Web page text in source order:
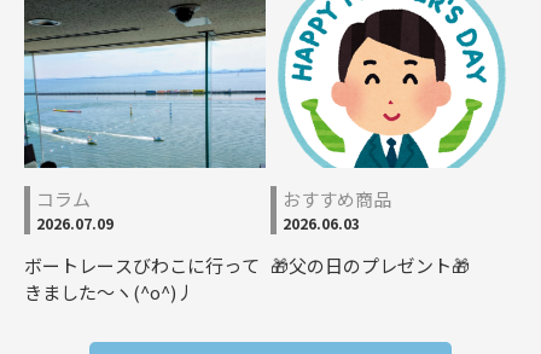
コラム
2026.07.09
ボートレースびわこに行って
きました～ヽ(^o^)丿
おすすめ商品
2026.06.03
🎁父の日のプレゼント🎁